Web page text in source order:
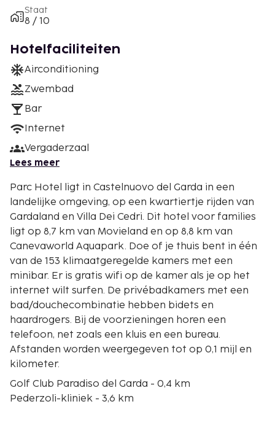
Staat
8 / 10
Hotelfaciliteiten
Airconditioning
Zwembad
Bar
Internet
Vergaderzaal
Lees meer
Parc Hotel ligt in Castelnuovo del Garda in een
landelijke omgeving, op een kwartiertje rijden van
Gardaland en Villa Dei Cedri. Dit hotel voor families
ligt op 8,7 km van Movieland en op 8,8 km van
Canevaworld Aquapark. Doe of je thuis bent in één
van de 153 klimaatgeregelde kamers met een
minibar. Er is gratis wifi op de kamer als je op het
internet wilt surfen. De privébadkamers met een
bad/douchecombinatie hebben bidets en
haardrogers. Bij de voorzieningen horen een
telefoon, net zoals een kluis en een bureau.
Afstanden worden weergegeven tot op 0,1 mijl en
kilometer.
Golf Club Paradiso del Garda - 0,4 km
Pederzoli-kliniek - 3,6 km